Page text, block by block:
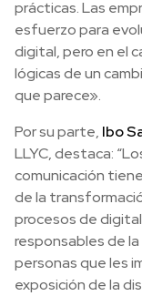
prácticas. Las
esfuerzo para
digital, pero en el
lógicas de un
que parece».
Por su parte, Ibo
LLYC, destaca:
comunicación
de la
procesos de
responsables de
personas que les
exposición de la